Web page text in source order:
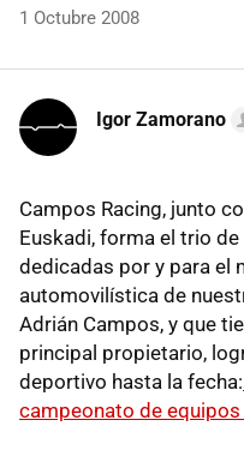
1 Octubre 2008
Igor Zamorano
Campos Racing, junto
Euskadi, forma el trio
dedicadas por y para el
automovilística de
Adrián Campos, y que
principal propietario,
deportivo hasta la fecha:
campeonato de equipos